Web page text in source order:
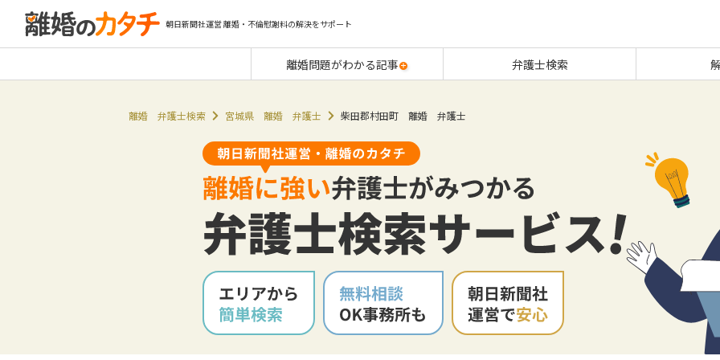
朝日新聞社運営 離婚・不倫慰謝料の解決をサポート
離婚問題がわかる記事 弁護士検索
離婚 弁護士検索 宮城県 離婚 弁護士 柴田郡村田町 離婚 弁護士